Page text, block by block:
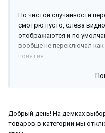
По чистой случайности
смотрю пусто, слева
отображаются и по
вообще не переключал
понятия.
160 и все, переключая на
если перейти на страницу
подкатегорию товары не
Добрый день! На демках
товаров в категории мы